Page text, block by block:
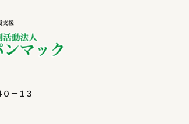
－１３